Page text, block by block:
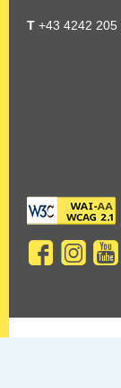
T +43 4242 205